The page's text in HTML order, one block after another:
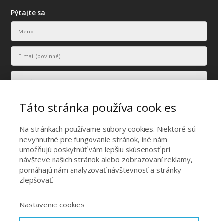
Pýtajte sa
Vaše osobné údaje budú použité len na účely vyriešenia vášho
dopytu.
Táto stránka používa cookies
Na stránkach používame súbory cookies. Niektoré sú
nevyhnutné pre fungovanie stránok, iné nám
umožňujú poskytnúť vám lepšiu skúsenosť pri
návšteve našich stránok alebo zobrazovaní reklamy,
pomáhajú nám analyzovať návštevnosť a stránky
zlepšovať.
Nastavenie cookies